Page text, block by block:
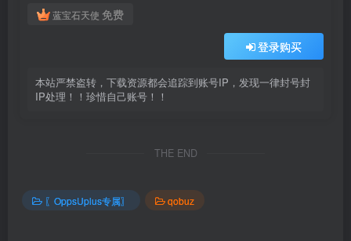
蓝宝石天使 免费
登录购买
本站严禁盗转，下载资源都会追踪到账号IP，发现一律封号封
IP处理！！珍惜自己账号！！
THE END
〖OppsUplus专属〗 qobuz